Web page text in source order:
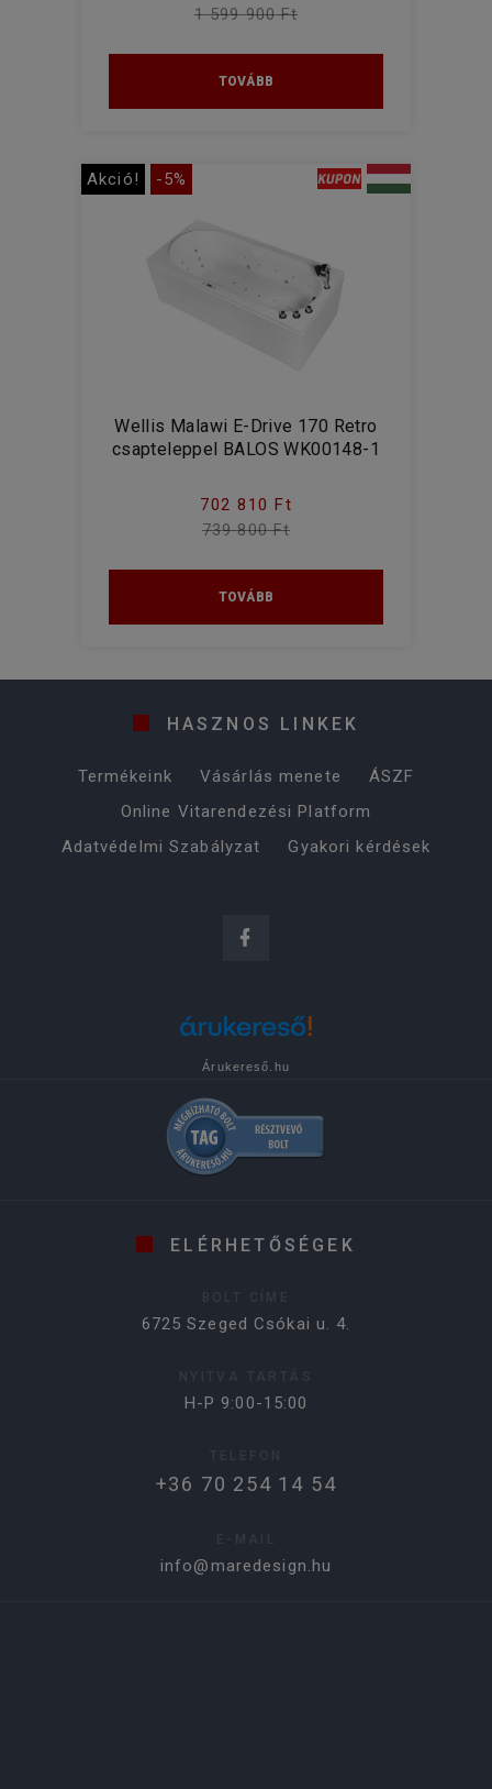
1 599 900 Ft
TOVÁBB
Akció! -5%
Wellis Malawi E-Drive 170 Retro
csapteleppel BALOS WK00148-1
702 810 Ft
739 800 Ft
TOVÁBB
HASZNOS LINKEK
Termékeink Vásárlás menete
ÁSZF
Online Vitarendezési Platform
Adatvédelmi Szabályzat
Gyakori kérdések
Árukereső.hu
ELÉRHETŐSÉGEK
6725 Szeged Csókai u. 4.
H-P 9:00-15:00
+36 70 254 14 54
info@maredesign.hu